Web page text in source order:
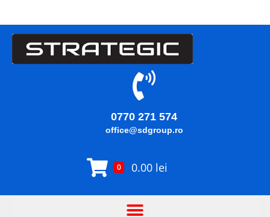
0770 271 574
office@sdgroup.ro
0 0.00 lei